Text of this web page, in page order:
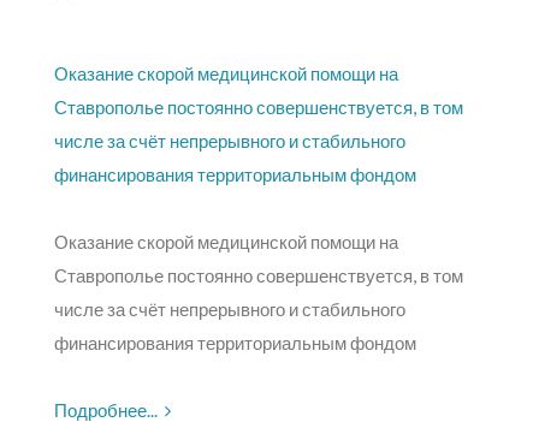
Оказание скорой медицинской помощи на
Ставрополье постоянно совершенствуется, в том
числе за счёт непрерывного и стабильного
финансирования территориальным фондом
Оказание скорой медицинской помощи на
Ставрополье постоянно совершенствуется, в том
числе за счёт непрерывного и стабильного
финансирования территориальным фондом
Подробнее...